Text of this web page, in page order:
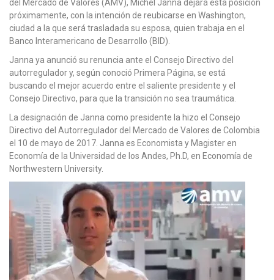
del Mercado de Valores (AMV), Michel Janna dejará esta posición
próximamente, con la intención de reubicarse en Washington,
ciudad a la que será trasladada su esposa, quien trabaja en el
Banco Interamericano de Desarrollo (BID).
Janna ya anunció su renuncia ante el Consejo Directivo del
autorregulador y, según conoció Primera Página, se está
buscando el mejor acuerdo entre el saliente presidente y el
Consejo Directivo, para que la transición no sea traumática.
La designación de Janna como presidente la hizo el Consejo
Directivo del Autorregulador del Mercado de Valores de Colombia
el 10 de mayo de 2017. Janna es Economista y Magister en
Economía de la Universidad de los Andes, Ph.D, en Economía de
Northwestern University.